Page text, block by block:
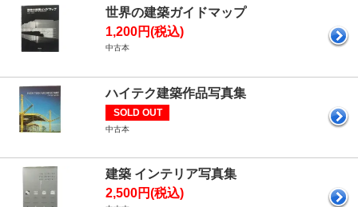
世界の建築ガイドマップ
1,200円(税込)
中古本
ハイテク建築作品写真集
SOLD OUT
中古本
建築 インテリア写真集
2,500円(税込)